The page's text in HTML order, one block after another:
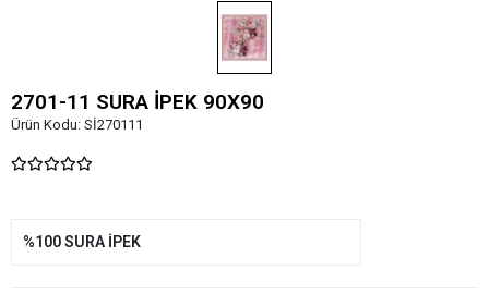
2701-11 SURA İPEK 90X90
Ürün Kodu: Sİ270111
%100 SURA İPEK